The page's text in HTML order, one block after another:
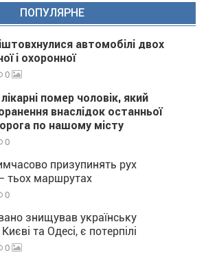
ПОПУЛЯРНЕ
автомобілі двох
і охоронної
0
помер чоловік, який
внаслідок останньої
по нашому місту
0
призупинять рух
тьох маршрутах
0
знищував українську
та Одесі, є потерпілі
0